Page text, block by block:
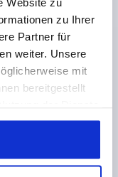
zu Ihrer
Partner für
weiter. Unsere
mit
bereitgestellt
A1=25,